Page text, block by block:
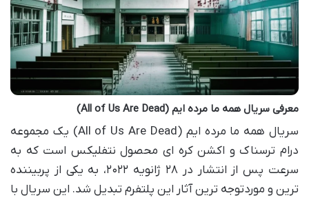
معرفی سریال همه ما مرده ایم (All of Us Are Dead)
سریال همه ما مرده ایم (All of Us Are Dead) یک مجموعه
درام ترسناک و اکشن کره ای محصول نتفلیکس است که به
سرعت پس از انتشار در ۲۸ ژانویه ۲۰۲۲، به یکی از پربیننده
ترین و موردتوجه ترین آثار این پلتفرم تبدیل شد. این سریال با